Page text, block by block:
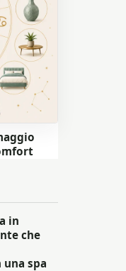
in
che
una spa